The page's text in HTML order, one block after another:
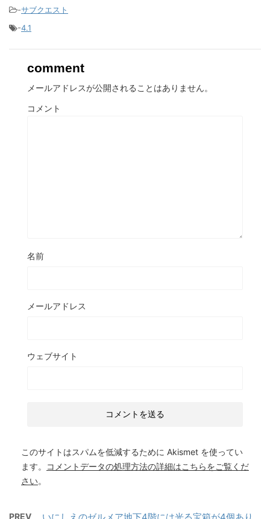
-サブクエスト
-4.1
comment
メールアドレスが公開されることはありません。
コメント
名前
メールアドレス
ウェブサイト
このサイトはスパムを低減するために Akismet を使ってい
ます。
コメントデータの処理方法の詳細はこちらをご覧くだ
さい。
PREV